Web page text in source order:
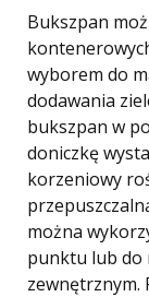
Bukszpan
wyborem do
dodawania
bukszpan w
doniczkę
korzeniowy
można
punktu lub do
zewnętrznym.